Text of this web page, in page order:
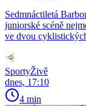
Sedmnáctiletá
juniorské scéně
ve dvou
SportyŽivě
dnes, 17:10
4 min